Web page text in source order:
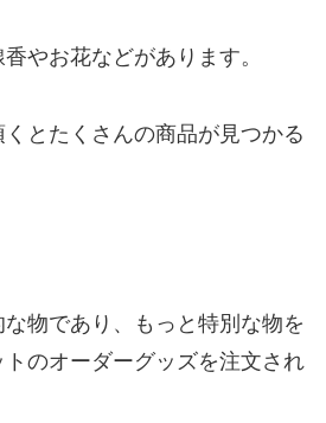
やお花などがあります。
とたくさんの商品が見つかる
物であり、もっと特別な物を
のオーダーグッズを注文され